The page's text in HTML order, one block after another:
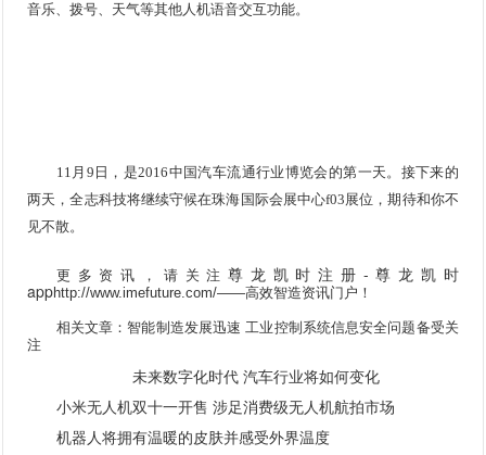
音乐、拨号、天气等其他人机语音交互功能。
11月9日，是2016中国汽车流通行业博览会的第一天。接下来的
两天，全志科技将继续守候在珠海国际会展中心f03展位，期待和你不
见不散。
更多资讯，请关注尊龙凯时注册-尊龙凯时
apphttp://www.imefuture.com/——高效智造资讯门户！
相关文章：智能制造发展迅速 工业控制系统信息安全问题备受关
注
未来数字化时代 汽车行业将如何变化
小米无人机双十一开售 涉足消费级无人机航拍市场
机器人将拥有温暖的皮肤并感受外界温度